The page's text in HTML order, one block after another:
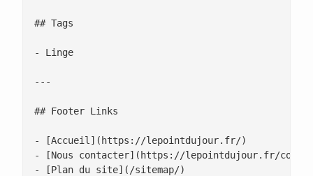
## Tags
- Linge
---
## Footer Links
- [Accueil](https://lepointdujour.fr/)
- [Nous contacter](https://lepointdujour.fr/
- [Plan du site](/sitemap/)